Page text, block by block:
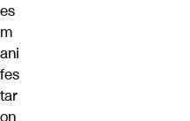
es
m
ani
fes
tar